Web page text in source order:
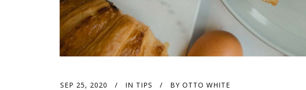
SEP 25, 2020 IN TIPS BY OTTO WHITE